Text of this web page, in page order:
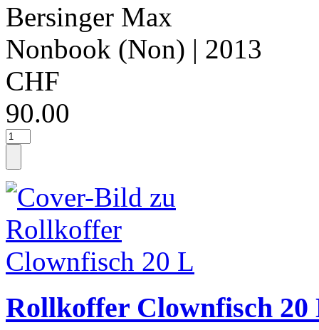
Bersinger Max
Nonbook (Non) | 2013
CHF
90.00
Rollkoffer Clownfisch 20